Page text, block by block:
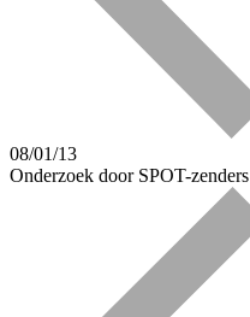
08/01/13
Onderzoek door SPOT-zenders